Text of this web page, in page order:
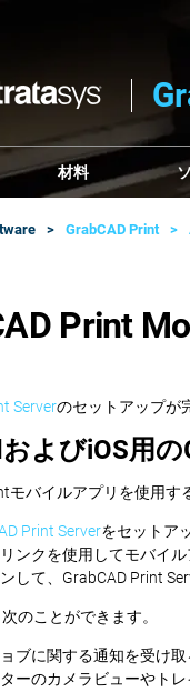
材料
GrabCAD Print
Print
Serverのセットアップが
よびiOS用
モバイルアプリを使用す
Print Serverをセットア
ンクを使用してモバイ
して、GrabCAD Print
のことができます。
ブに関する通知を受け取
ーのカメラビューやト